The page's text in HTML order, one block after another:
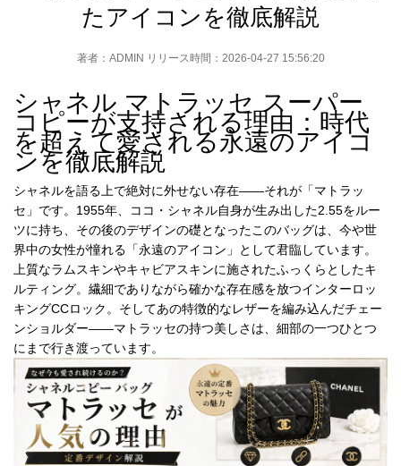
登
録
ダ
ー
管
理
知
ら
せ
listkopis@gmail.com
ホ
ー
ム
バ
ッ
グ
通
販
人
気
ラ
ン
グ
たアイコンを徹底解説
著者：ADMIN リリース時間：2026-04-27 15:56:20
シャネル マトラッセ スーパー
コピーが支持される理由：時代
を超えて愛される永遠のアイコ
ンを徹底解説
シャネルを語る上で絶対に外せない存在——それが「マトラッ
セ」です。1955年、ココ・シャネル自身が生み出した2.55をルー
ツに持ち、その後のデザインの礎となったこのバッグは、今や世
界中の女性が憧れる「永遠のアイコン」として君臨しています。
上質なラムスキンやキャビアスキンに施されたふっくらとしたキ
ルティング。繊細でありながら確かな存在感を放つインターロッ
キングCCロック。そしてあの特徴的なレザーを編み込んだチェー
ンショルダー——マトラッセの持つ美しさは、細部の一つひとつ
にまで行き渡っています。